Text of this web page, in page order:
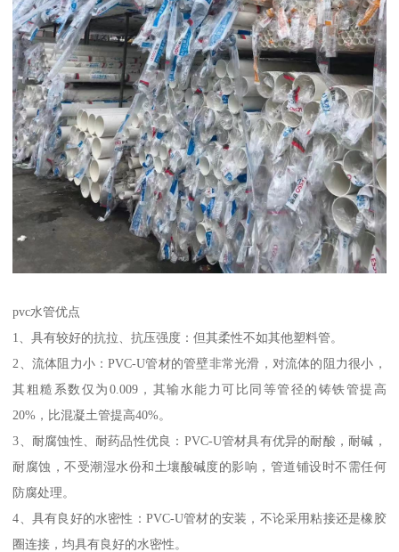
pvc水管优点
1、具有较好的抗拉、抗压强度：但其柔性不如其他塑料管。
2、流体阻力小：PVC-U管材的管壁非常光滑，对流体的阻力很小，
其粗糙系数仅为0.009，其输水能力可比同等管径的铸铁管提高
20%，比混凝土管提高40%。
3、耐腐蚀性、耐药品性优良：PVC-U管材具有优异的耐酸，耐碱，
耐腐蚀，不受潮湿水份和土壤酸碱度的影响，管道铺设时不需任何
防腐处理。
4、具有良好的水密性：PVC-U管材的安装，不论采用粘接还是橡胶
圈连接，均具有良好的水密性。